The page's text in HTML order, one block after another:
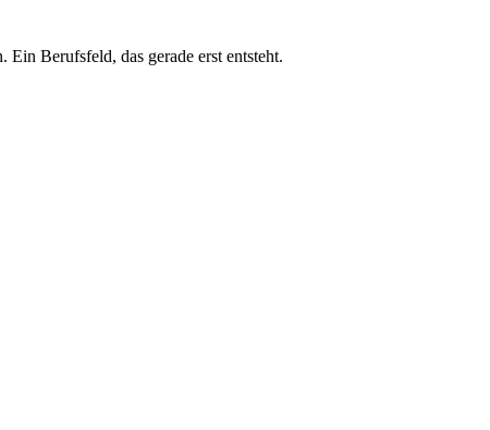
Berufsfeld, das gerade erst entsteht.